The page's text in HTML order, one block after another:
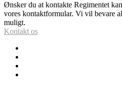
Ønsker du at kontakte Regimentet
vores kontaktformular. Vi vil bevare
muligt.
Kontakt os